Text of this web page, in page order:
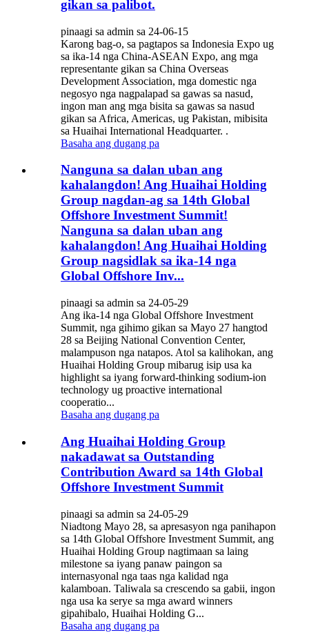
gikan sa palibot.
pinaagi sa admin sa 24-06-15
Karong bag-o, sa pagtapos sa Indonesia Expo ug
sa ika-14 nga China-ASEAN Expo, ang mga
representante gikan sa China Overseas
Development Association, mga domestic nga
negosyo nga nagpalapad sa gawas sa nasud,
ingon man ang mga bisita sa gawas sa nasud
gikan sa Africa, Americas, ug Pakistan, mibisita
sa Huaihai International Headquarter. .
Basaha ang dugang pa
Nanguna sa dalan uban ang
kahalangdon! Ang Huaihai Holding
Group nagdan-ag sa 14th Global
Offshore Investment Summit!
Nanguna sa dalan uban ang
kahalangdon! Ang Huaihai Holding
Group nagsidlak sa ika-14 nga
Global Offshore Inv...
pinaagi sa admin sa 24-05-29
Ang ika-14 nga Global Offshore Investment
Summit, nga gihimo gikan sa Mayo 27 hangtod
28 sa Beijing National Convention Center,
malampuson nga natapos. Atol sa kalihokan, ang
Huaihai Holding Group mibarug isip usa ka
highlight sa iyang forward-thinking sodium-ion
technology ug proactive international
cooperatio...
Basaha ang dugang pa
Ang Huaihai Holding Group
nakadawat sa Outstanding
Contribution Award sa 14th Global
Offshore Investment Summit
pinaagi sa admin sa 24-05-29
Niadtong Mayo 28, sa apresasyon nga panihapon
sa 14th Global Offshore Investment Summit, ang
Huaihai Holding Group nagtimaan sa laing
milestone sa iyang panaw paingon sa
internasyonal nga taas nga kalidad nga
kalamboan. Taliwala sa crescendo sa gabii, ingon
nga usa ka serye sa mga award winners
gipahibalo, Huaihai Holding G...
Basaha ang dugang pa